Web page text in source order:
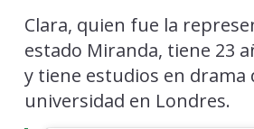
Clara, quien fue la
estado Miranda, tiene 23
y tiene estudios en drama
universidad en Londres.